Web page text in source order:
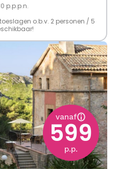
p.p.p.n.
o.b.v. 2 personen / 5
vanaf
599
p.p.